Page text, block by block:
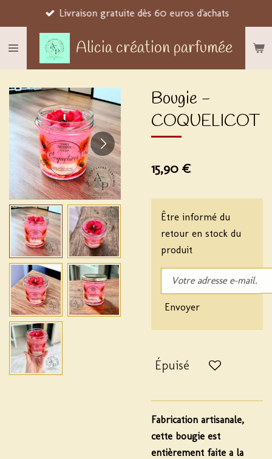
au
contenu
principal
Alicia création parfumée
Livraison gratuite dès 60 euros d'achats
Bougie -
COQUELICOT
15,90 €
Être informé du
retour en stock du
produit
Envoyer
Épuisé
Fabrication artisanale,
cette bougie est
entièrement faite a la